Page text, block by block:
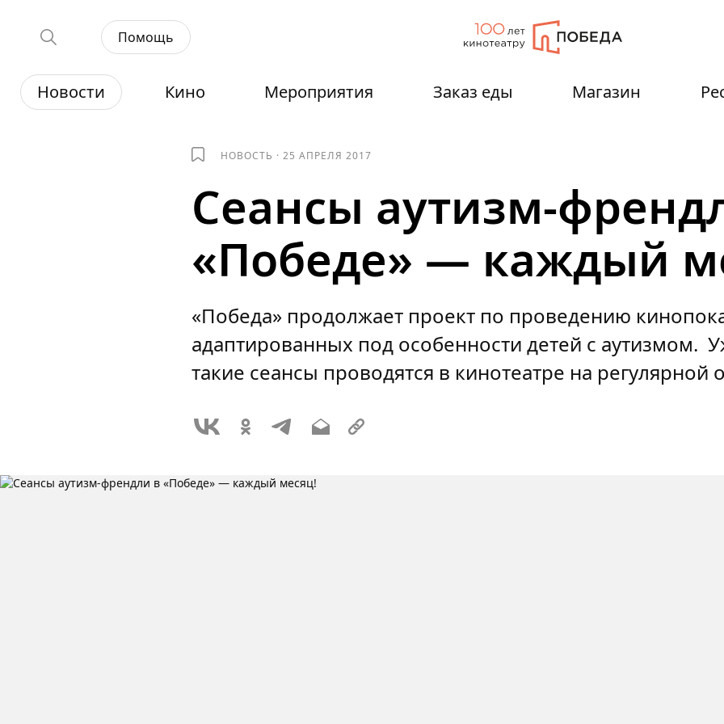
Помощь
Новости Кино Мероприятия Заказ еды Магазин
НОВОСТЬ ·25 АПРЕЛЯ 2017
Сеансы аутизм-
«Победе» — каждый
«Победа» продолжает проект по проведению
адаптированных под особенности детей с аутизмом.
такие сеансы проводятся в кинотеатре на регулярной